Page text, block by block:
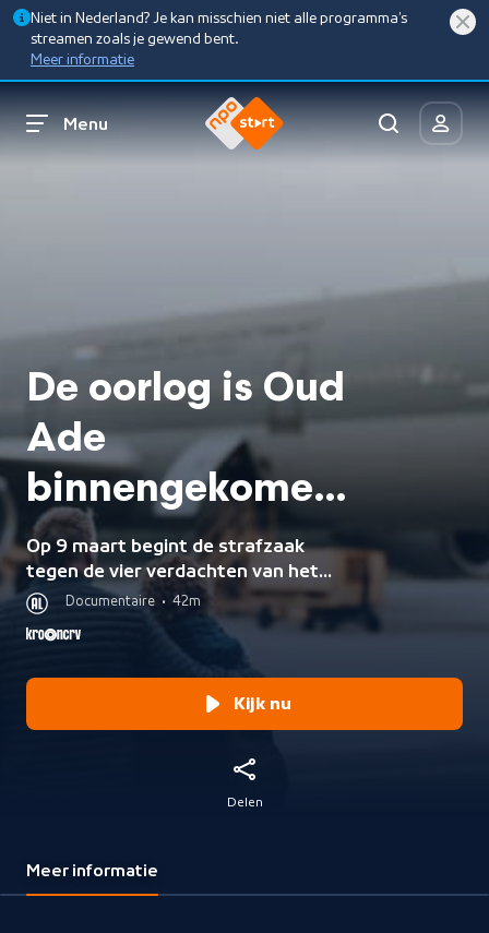
Niet in Nederland? Je kan misschien niet alle programma’s
streamen zoals je gewend bent.
Meer informatie
Menu
De oorlog is Oud
Ade
binnengekomen,
leven na MH17
Op 9 maart begint de strafzaak
tegen de vier verdachten van het
neerhalen van vlucht MH17. Het
proces zal met bijzondere interesse
worden gevolgd door het dorpje Oud
Ade, waarvan 2 inwoners
Documentaire • 42m
Kijk nu
Delen
Meer informatie